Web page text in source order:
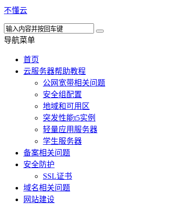
不懂云
导航菜单
首页
云服务器帮助教程
公网宽带相关问题
安全组配置
地域和可用区
突发性能t5实例
轻量应用服务器
学生服务器
备案相关问题
安全防护
SSL证书
域名相关问题
网站建设